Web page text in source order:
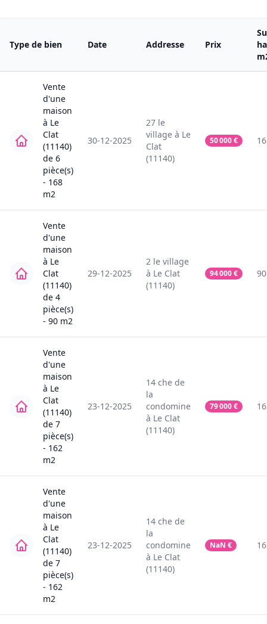
Type de bien Date Addresse Prix
Vente
d'une
maison
à Le
Clat
(11140)
de 6
pièce(s)
- 168
m2
30-12-2025
27 le
village à Le
Clat
(11140)
50 000€
Vente
d'une
maison
à Le
Clat
(11140)
de 4
pièce(s)
- 90 m2
29-12-2025
2 le village
à Le Clat
(11140)
94 000€ 90
Vente
d'une
maison
à Le
Clat
(11140)
de 7
pièce(s)
- 162
m2
23-12-2025
14 che de
la
condomine
à Le Clat
(11140)
79 000€
Vente
d'une
maison
à Le
Clat
(11140)
de 7
pièce(s)
- 162
m2
23-12-2025
14 che de
la
condomine
à Le Clat
(11140)
NaN €